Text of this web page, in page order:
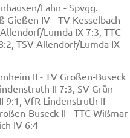
Lahn - Spvgg.
Gießen IV - TV Kesselbach
Lumda IX 7:3, TTC
TSV Allendorf/Lumda IX -
II - TV Großen-Buseck
II 7:3, SV Grün-
9:1, VfR Lindenstruth II -
Buseck II - TTC Wißmar
IV 6:4